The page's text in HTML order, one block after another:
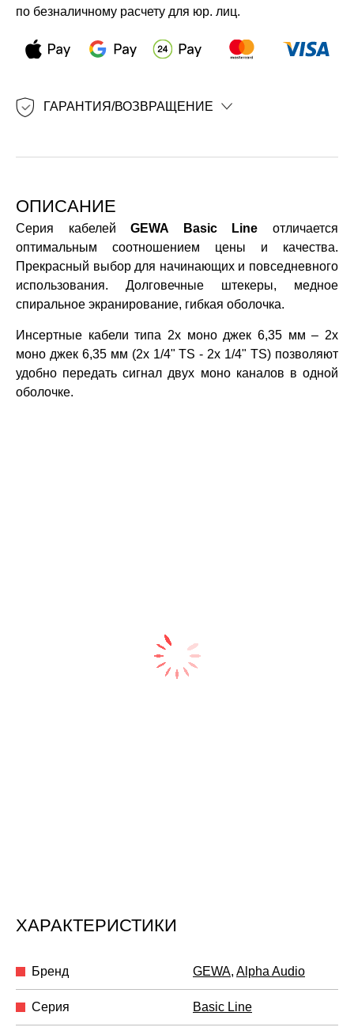
по безналичному расчету для юр. лиц.
ГАРАНТИЯ/ВОЗВРАЩЕНИЕ
ОПИСАНИЕ
Серия кабелейGEWA Basic Line отличается
оптимальным соотношением цены и качества.
Прекрасный выбор для начинающих и повседневного
использования. Долговечные штекеры, медное
спиральное экранирование, гибкая оболочка.
Инсертные кабели типа 2x моно джек 6,35 мм – 2x
моно джек 6,35 мм (2x 1/4" TS - 2x 1/4" TS) позволяют
удобно передать сигнал двух моно каналов в одной
оболочке.
ХАРАКТЕРИСТИКИ
Бренд GEWA, Alpha Audio
Серия Basic Line